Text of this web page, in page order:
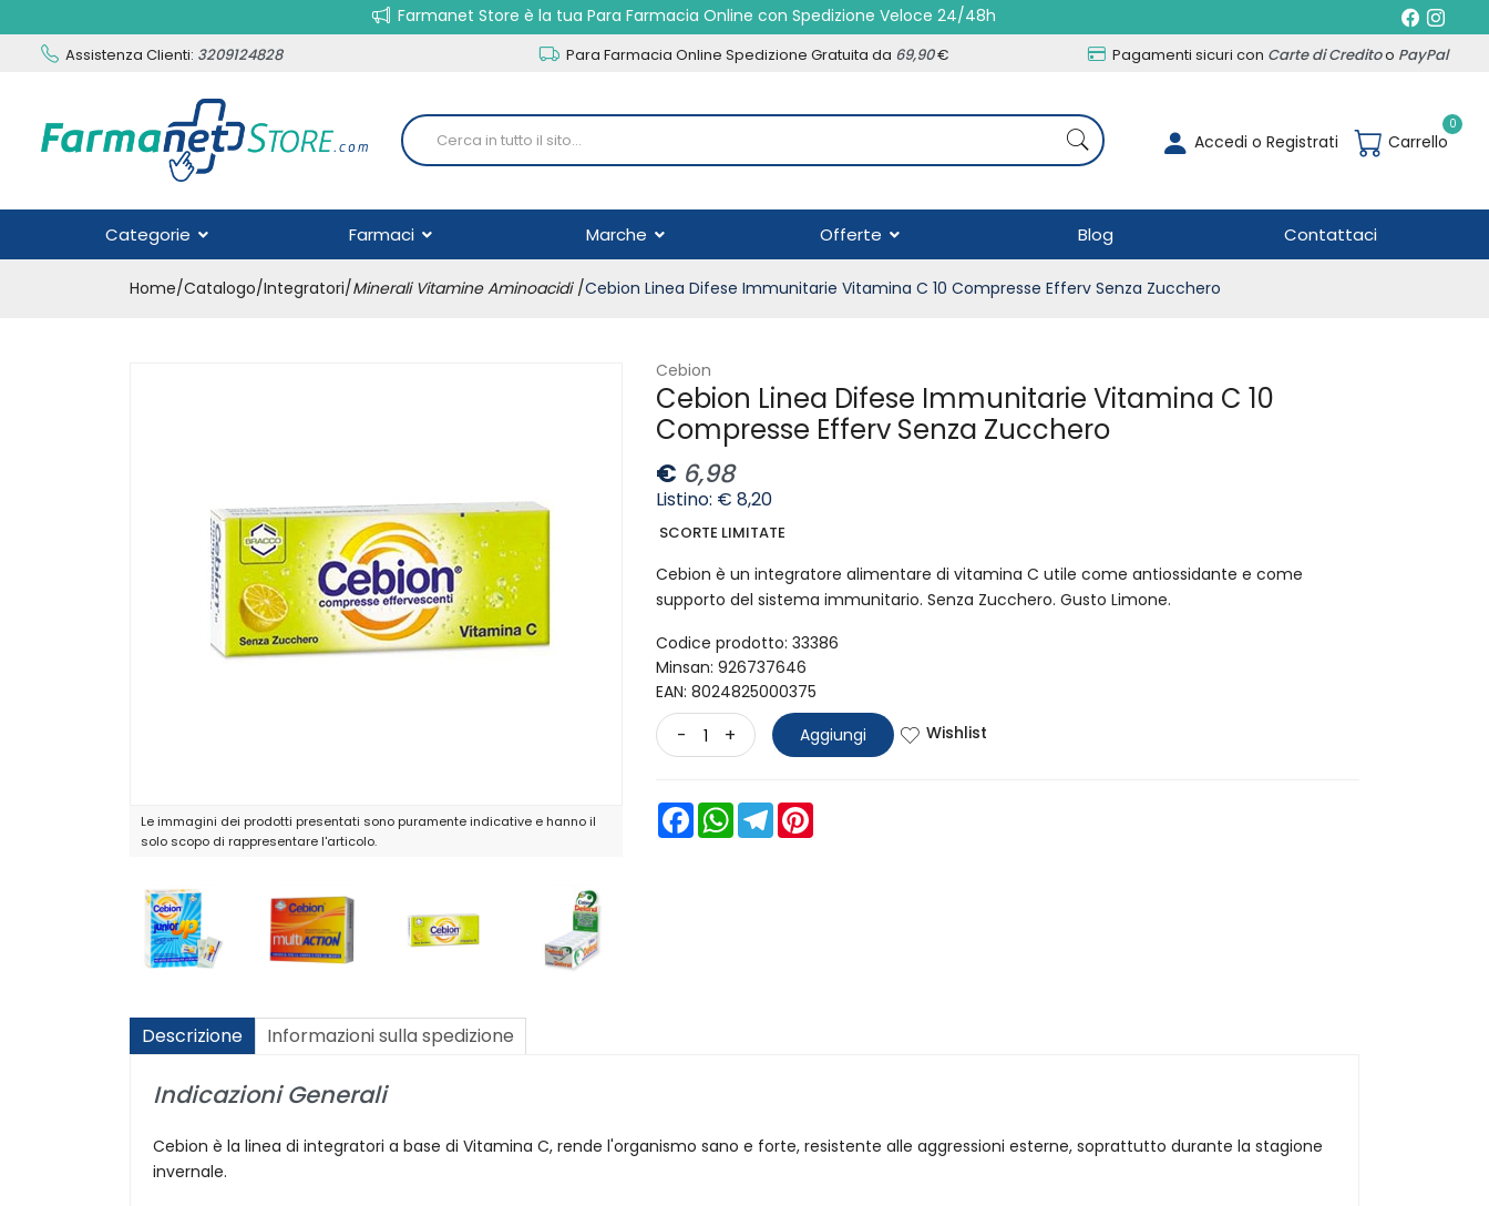
Farmanet Store è la tua Para Farmacia Online con Spedizione Veloce 24/48h
Assistenza Clienti: 3209124828 Para Farmacia Online Spedizione Gratuita da 69,90€ Pagamenti sicuri con Carte di Creditoo PayPal
Accedi o Registrati Carrello
0
Categorie Farmaci Marche Offerte Blog Contattaci
Home Catalogo/Integratori/Minerali Vitamine Aminoacidi Cebion Linea Difese Immunitarie Vitamina C 10 Compresse Efferv Senza Zucchero
Le immagini dei prodotti presentati sono puramente indicative e hanno il
solo scopo di rappresentare l'articolo.
Cebion
Cebion Linea Difese Immunitarie Vitamina C 10
Compresse Efferv Senza Zucchero
€ 6,98
Listino: € 8,20
SCORTE LIMITATE
Cebion è un integratore alimentare di vitamina C utile come antiossidante e come
supporto del sistema immunitario. Senza Zucchero. Gusto Limone.
Codice prodotto: 33386
Minsan: 926737646
EAN: 8024825000375
- + Aggiungi Wishlist
FacebookWhatsAppTelegram
Descrizione Informazioni sulla spedizione
Indicazioni Generali
Cebion è la linea di integratori a base di Vitamina C, rende l'organismo sano e forte, resistente alle aggressioni esterne, soprattutto durante la stagione
invernale.